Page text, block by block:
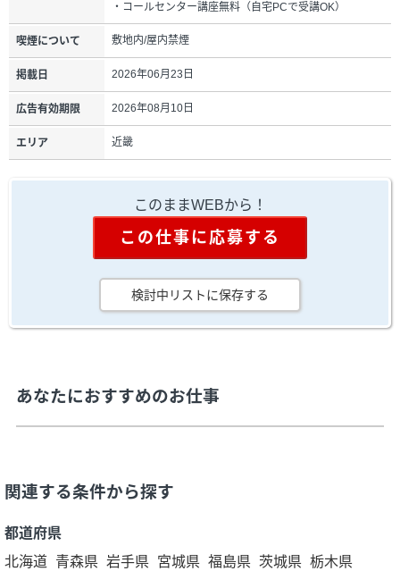
・コールセンター講座無料（自宅PCで受講OK）
喫煙について 敷地内/屋内禁煙
掲載日 2026年06月23日
広告有効期限 2026年08月10日
エリア 近畿
このままWEBから！
この仕事に応募する
検討中リストに保存する
あなたにおすすめのお仕事
関連する条件から探す
都道府県
北海道 青森県 岩手県 宮城県 福島県 茨城県 栃木県